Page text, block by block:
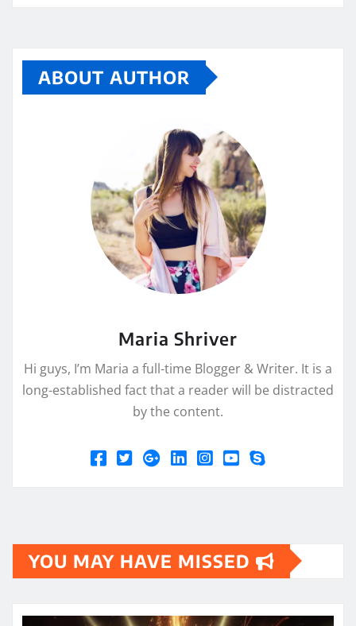
ABOUT AUTHOR
Maria Shriver
Hi guys, I’m Maria a full-time Blogger & Writer. It is a
long-established fact that a reader will be distracted
by the content.
YOU MAY HAVE MISSED